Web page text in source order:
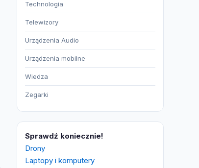
Technologia
Telewizory
Urządzenia Audio
Urządzenia mobilne
Wiedza
Zegarki
Sprawdź koniecznie!
Drony
Laptopy i komputery